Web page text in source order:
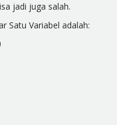
jadi juga salah.
Satu Variabel adalah: